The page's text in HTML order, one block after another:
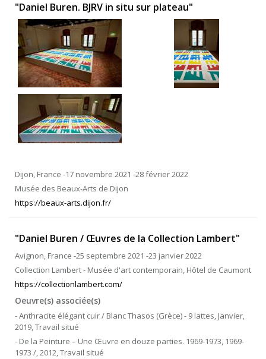
"Daniel Buren. BJRV in situ sur plateau"
Dijon, France -17 novembre 2021 -28 février 2022
Musée des Beaux-Arts de Dijon
https://beaux-arts.dijon.fr/
"Daniel Buren / Œuvres de la Collection Lambert"
Avignon, France -25 septembre 2021 -23 janvier 2022
Collection Lambert - Musée d'art contemporain, Hôtel de Caumont
https://collectionlambert.com/
Oeuvre(s) associée(s)
- Anthracite élégant cuir / Blanc Thasos (Grèce) - 9 lattes, Janvier,
2019, Travail situé
- De la Peinture – Une Œuvre en douze parties. 1969-1973, 1969-
1973 /, 2012, Travail situé